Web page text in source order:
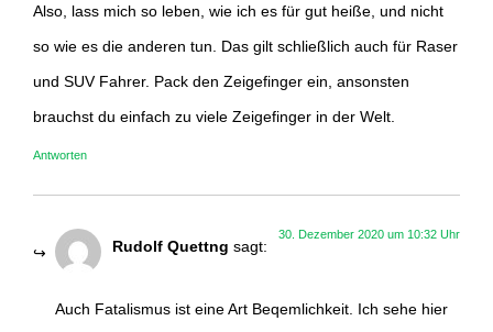
Also, lass mich so leben, wie ich es für gut heiße, und nicht
so wie es die anderen tun. Das gilt schließlich auch für Raser
und SUV Fahrer. Pack den Zeigefinger ein, ansonsten
brauchst du einfach zu viele Zeigefinger in der Welt.
Antworten
Rudolf Quettng sagt:
30. Dezember 2020 um 10:32 Uhr
Auch Fatalismus ist eine Art Beqemlichkeit. Ich sehe hier